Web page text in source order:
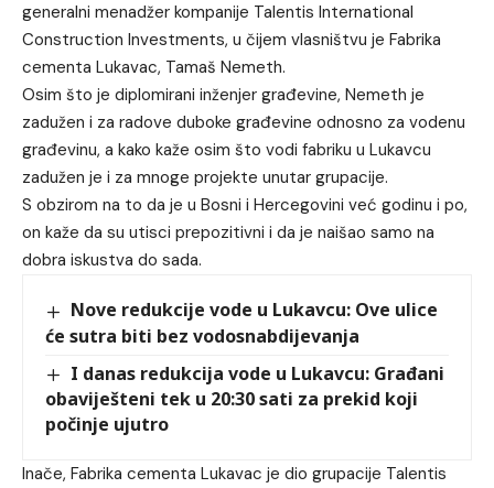
generalni menadžer kompanije Talentis International
Construction Investments, u čijem vlasništvu je Fabrika
cementa Lukavac, Tamaš Nemeth.
Osim što je diplomirani inženjer građevine, Nemeth je
zadužen i za radove duboke građevine odnosno za vodenu
građevinu, a kako kaže osim što vodi fabriku u Lukavcu
zadužen je i za mnoge projekte unutar grupacije.
S obzirom na to da je u Bosni i Hercegovini već godinu i po,
on kaže da su utisci prepozitivni i da je naišao samo na
dobra iskustva do sada.
Nove redukcije vode u Lukavcu: Ove ulice
će sutra biti bez vodosnabdijevanja
I danas redukcija vode u Lukavcu: Građani
obaviješteni tek u 20:30 sati za prekid koji
počinje ujutro
Inače, Fabrika cementa Lukavac je dio grupacije Talentis